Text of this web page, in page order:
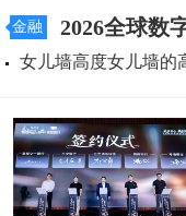
金融 2026全球数
女儿墙高度女儿墙的